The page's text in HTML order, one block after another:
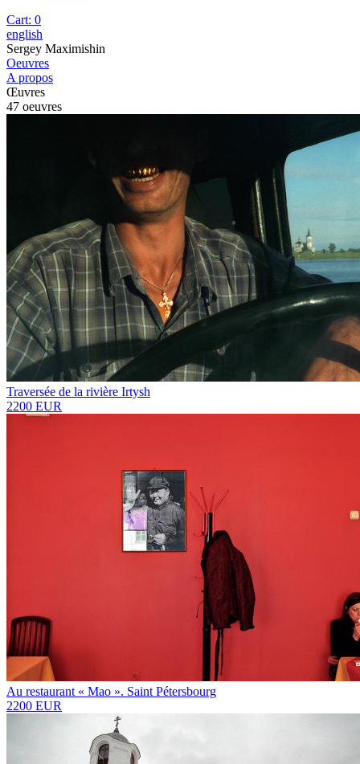
Cart: 0
english
Sergey Maximishin
Oeuvres
A propos
Œuvres
47 oeuvres
Traversée de la rivière Irtysh
2200 EUR
Au restaurant « Mao ». Saint Pétersbourg
2200 EUR